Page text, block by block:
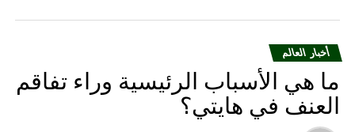
هائل ومسؤولية ومهمّة مقدّسة».
وبعدما وقف بمفرده تحت المطر بينما شاهد عرضاً عسكريّاً،
باركه رئيس الكنيسة الأرثوذكسية الروسية البطريرك كيريل الذي
قال: «فليكن الله في عونك لمواصلة المهمّة التي سخّرك لها»،
مشبّهاً بوتين بالحاكم في العصور الوسطى ألكسندر نيفسكي
أخبار العالم
ما هي الأسباب الرئيسية وراء تفاقم
العنف في هايتي؟